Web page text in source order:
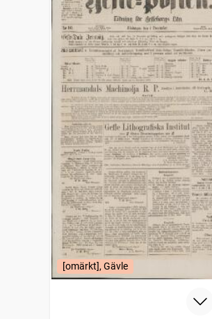
[omärkt], Gävle